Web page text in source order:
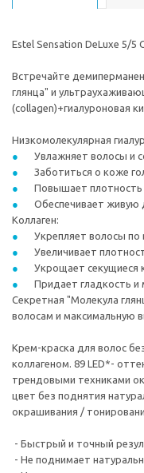
Estel Sensation DeLuxe 5/
Встречайте
глянца" и
(collagen)+гиалуроновая
Низкомолекулярная
Увлажняет волосы и
Заботиться о коже
Повышает плотность
Обеспечивает живую
Коллаген:
Укрепляет волосы по
Увеличивает
Укрощает секущиеся
Придает гладкость
Секретная "Молекула
волосам и максимальную
Крем-краска для волос
коллагеном. 89 LED*-
трендовыми техниками
цвет без поднятия
окрашивания /
- Быстрый и точный
- Не поднимает